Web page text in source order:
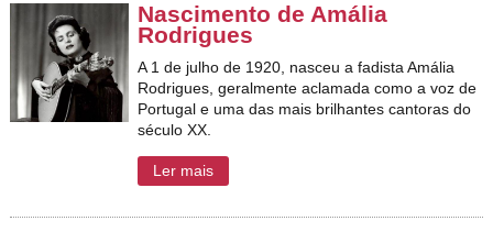
Nascimento de Amália
Rodrigues
A 1 de julho de 1920, nasceu a fadista Amália
Rodrigues,geralmente aclamada como a voz de
Portugal e uma das mais brilhantes cantoras do
século XX.
Ler mais